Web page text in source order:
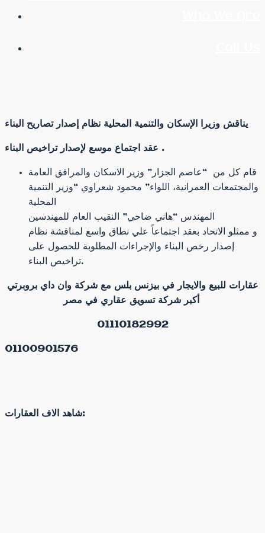
يناقش وزيرا الإسكان والتنمية المحلية نظام إصدار تصاريح البناء
عقد اجتماع موسع لإصدار تراخيص البناء .
قام كل من “عاصم الجزار” وزير الاسكان والمرافق العامة
والمجتمعات العمرانية، اللواء” محمود شعراوي “وزير التنمية
المحلية
المهندس “هاني ضاحي” النقيب العام للمهندسين
و ممثلو الاتحاد بعقد اجتماعاً علي نطاق واسع لمناقشة نظام
إصدار رخص البناء والإجراءات المطلوبة للحصول على
تراخيص البناء.
عقارات للبيع والايجار في بيزنس بلس مع شركة وان داي بروبرتي
أكبر شركة تسويق عقاري في مصر
01110182992
01100901576
شاهد الاف العقارات: